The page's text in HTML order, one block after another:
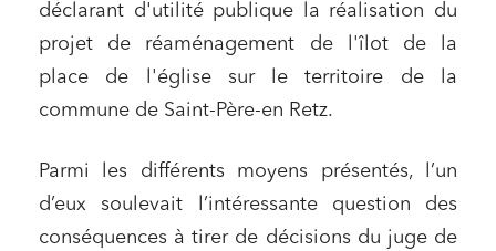
déclarant d'utilité publique la réalisation du
projet de réaménagement de l'îlot de la
place de l'église sur le territoire de la
commune de Saint-Père-en Retz.
Parmi les différents moyens présentés, l’un
d’eux soulevait l’intéressante question des
conséquences à tirer de décisions du juge de